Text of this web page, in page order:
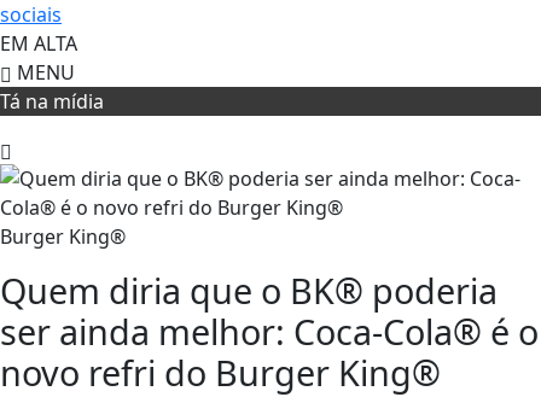
sociais
EM ALTA
MENU
Tá na mídia
Burger King®
Quem diria que o BK® poderia
ser ainda melhor: Coca-Cola® é o
novo refri do Burger King®